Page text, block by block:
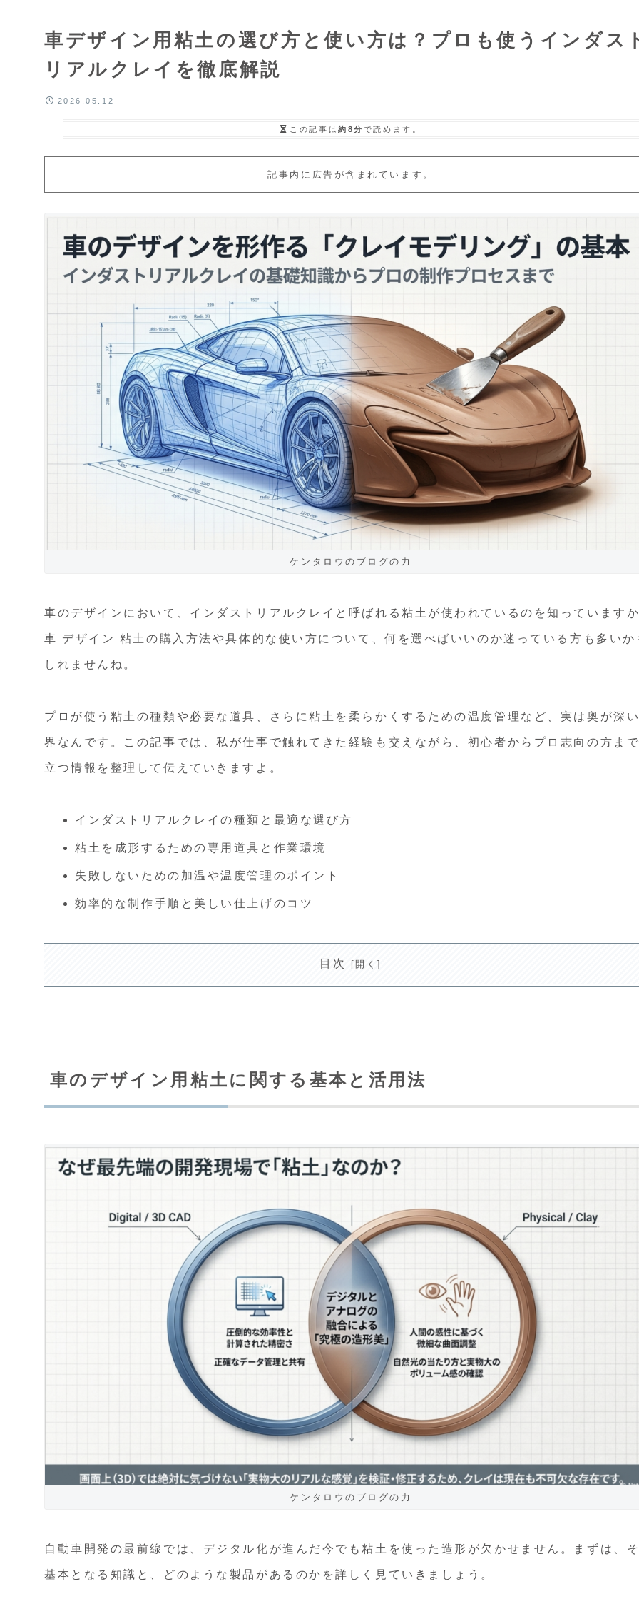
車デザイン用粘土の選び方と使い方は？プロも使うインダス
リアルクレイを徹底解説
2026.05.12
この記事は約8分 で読めます。
記事内に広告が含まれています。
ケンタロウのブログの力
車のデザインにおいて、インダストリアルクレイと呼ばれる粘土が使われているのを知っています
車 デザイン 粘土の購入方法や具体的な使い方について、何を選べばいいのか迷っている方も多いか
しれませんね。
プロが使う粘土の種類や必要な道具、さらに粘土を柔らかくするための温度管理など、実は奥が深
界なんです。この記事では、私が仕事で触れてきた経験も交えながら、初心者からプロ志向の方ま
立つ情報を整理して伝えていきますよ。
インダストリアルクレイの種類と最適な選び方
粘土を成形するための専用道具と作業環境
失敗しないための加温や温度管理のポイント
効率的な制作手順と美しい仕上げのコツ
目次
車のデザイン用粘土に関する基本と活用法
ケンタロウのブログの力
自動車開発の最前線では、デジタル化が進んだ今でも粘土を使った造形が欠かせません。まずは、
基本となる知識と、どのような製品があるのかを詳しく見ていきましょう。